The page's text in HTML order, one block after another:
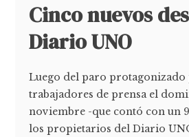
Cinco nuevos
Diario UNO
Luego del paro protagonizado
trabajadores de prensa el
noviembre -que contó con un
los propietarios del Diario